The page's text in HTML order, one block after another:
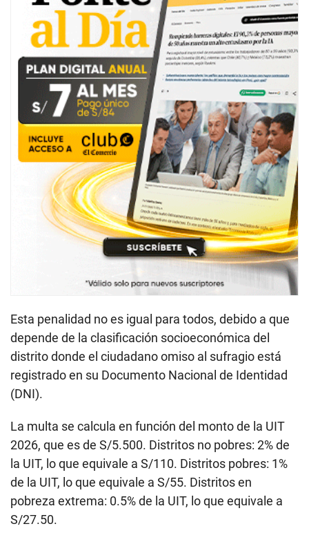
Esta penalidad no es igual para todos, debido a que
depende de la clasificación socioeconómica del
distrito donde el ciudadano omiso al sufragio está
registrado en su Documento Nacional de Identidad
(DNI).
La multa se calcula en función del monto de la UIT
2026, que es de S/5.500. Distritos no pobres: 2% de
la UIT, lo que equivale a S/110. Distritos pobres: 1%
de la UIT, lo que equivale a S/55. Distritos en
pobreza extrema: 0.5% de la UIT, lo que equivale a
S/27.50.